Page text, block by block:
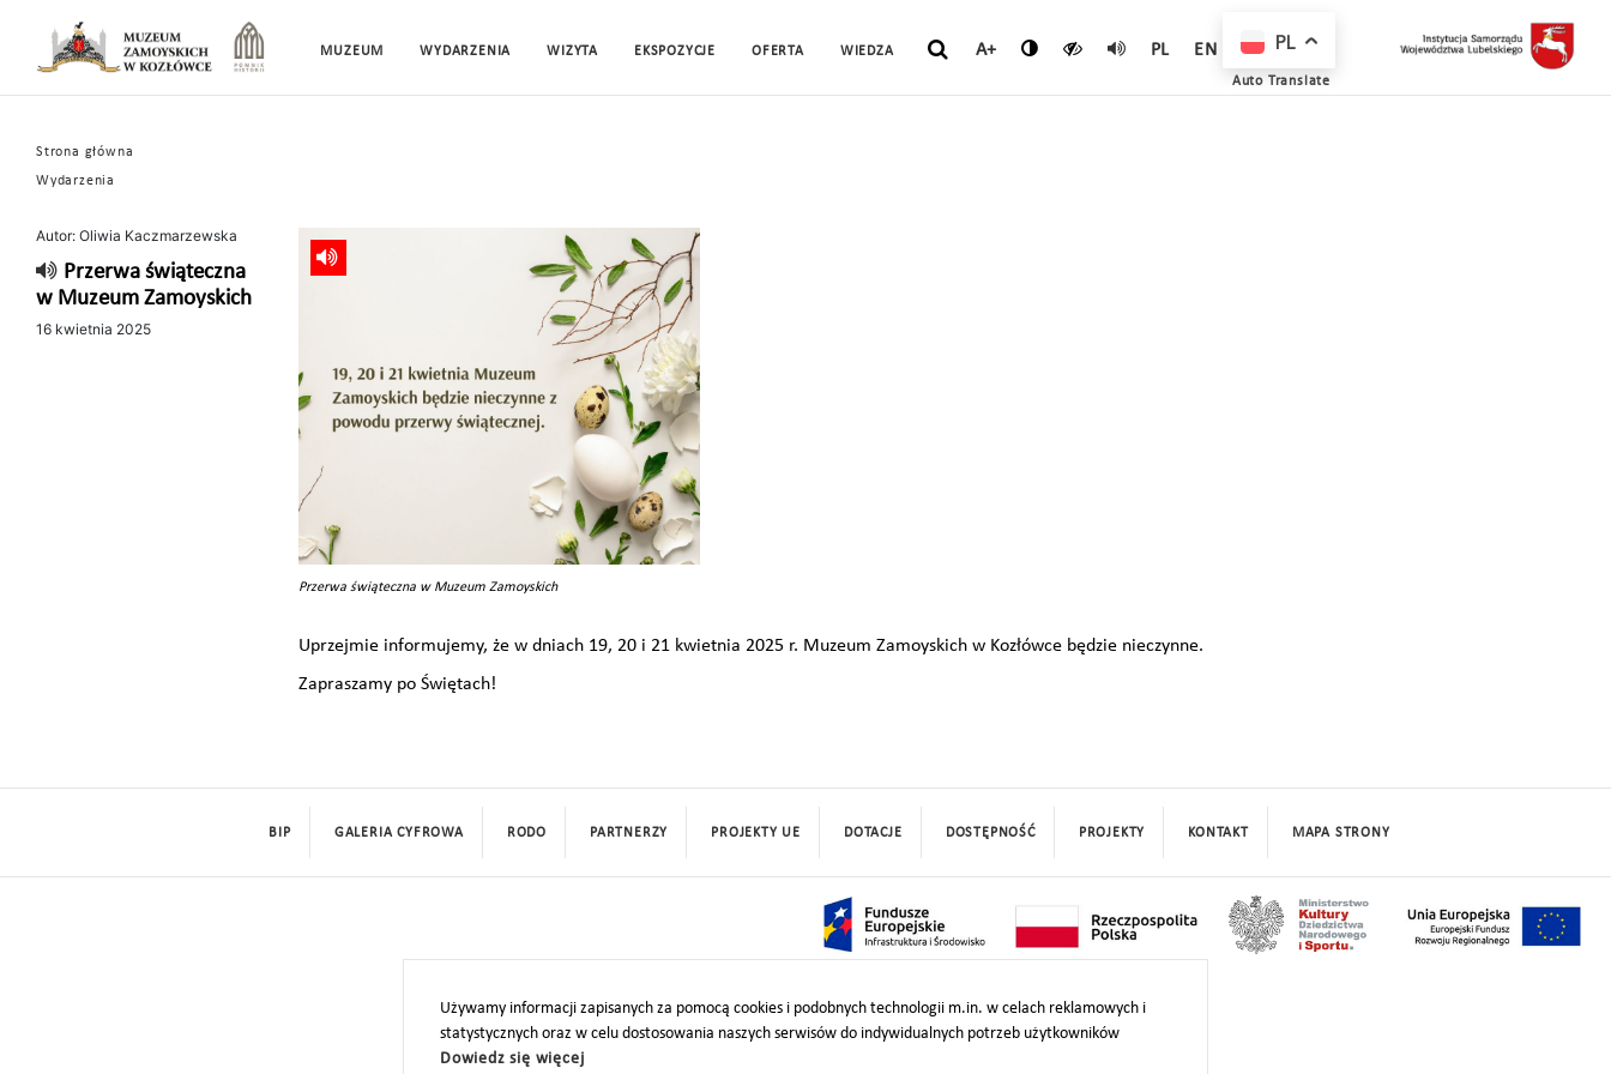
MUZEUM WYDARZENIA WIZYTA EKSPOZYCJE OFERTA WIEDZA A+ PL EN
Strona główna
Wydarzenia
Autor: Oliwia Kaczmarzewska
Przerwa świąteczna
w Muzeum Zamoyskich
16 kwietnia 2025
Przerwa świąteczna w Muzeum Zamoyskich
Uprzejmie informujemy, że w dniach 19, 20 i 21 kwietnia 2025 r. Muzeum Zamoyskich w Kozłówce będzie nieczynne.
Zapraszamy po Świętach!
Używamy informacji zapisanych za pomocą cookies i podobnych technologii m.in. w celach reklamowych i
statystycznych oraz w celu dostosowania naszych serwisów do indywidualnych potrzeb użytkowników
Dowiedz się więcej
BIP GALERIA CYFROWA RODO PARTNERZY PROJEKTY UE DOTACJE DOSTĘPNOŚĆ PROJEKTY KONTAKT MAPA STRONY
PL
Auto Translate